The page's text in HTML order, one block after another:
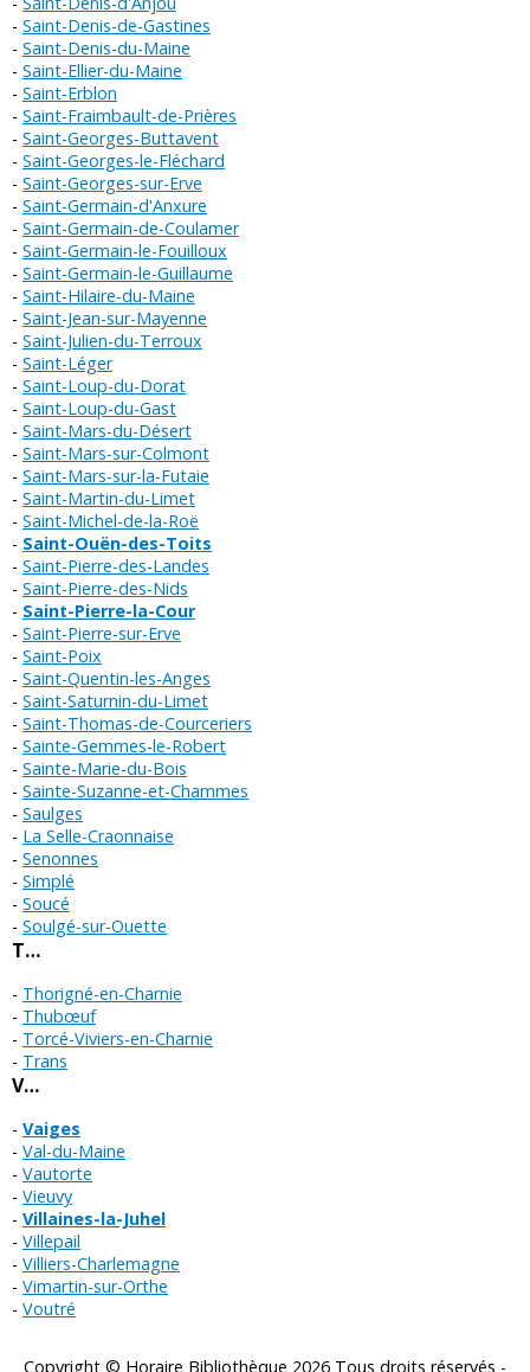
Saint-Denis-de-Gastines
Saint-Denis-du-Maine
Saint-Ellier-du-Maine
Saint-Erblon
Saint-Fraimbault-de-Prières
Saint-Georges-Buttavent
Saint-Georges-le-Fléchard
Saint-Georges-sur-Erve
Saint-Germain-d'Anxure
Saint-Germain-de-Coulamer
Saint-Germain-le-Fouilloux
Saint-Germain-le-Guillaume
Saint-Hilaire-du-Maine
Saint-Jean-sur-Mayenne
Saint-Julien-du-Terroux
Saint-Léger
Saint-Loup-du-Dorat
Saint-Loup-du-Gast
Saint-Mars-du-Désert
Saint-Mars-sur-Colmont
Saint-Mars-sur-la-Futaie
Saint-Martin-du-Limet
Saint-Michel-de-la-Roë
Saint-Ouën-des-Toits
Saint-Pierre-des-Landes
Saint-Pierre-des-Nids
Saint-Pierre-la-Cour
Saint-Pierre-sur-Erve
Saint-Poix
Saint-Quentin-les-Anges
Saint-Saturnin-du-Limet
Saint-Thomas-de-Courceriers
Sainte-Gemmes-le-Robert
Sainte-Marie-du-Bois
Sainte-Suzanne-et-Chammes
Saulges
La Selle-Craonnaise
Senonnes
Simplé
Soucé
Soulgé-sur-Ouette
T…
Thorigné-en-Charnie
Thubœuf
Torcé-Viviers-en-Charnie
Trans
V…
Vaiges
Val-du-Maine
Vautorte
Vieuvy
Villaines-la-Juhel
Villepail
Villiers-Charlemagne
Vimartin-sur-Orthe
Voutré
Copyright © Horaire Bibliothèque 2026 Tous droits réservés -